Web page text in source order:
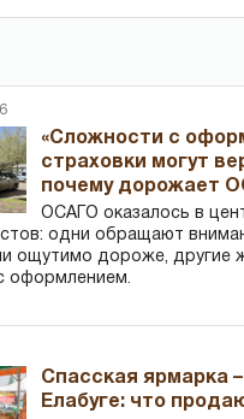
«Сложности с
страховки могут
почему дорожает
ОСАГО оказалось в
одни обращают
ощутимо дороже, другие
оформлением.
Спасская ярмарка –
Елабуге: что